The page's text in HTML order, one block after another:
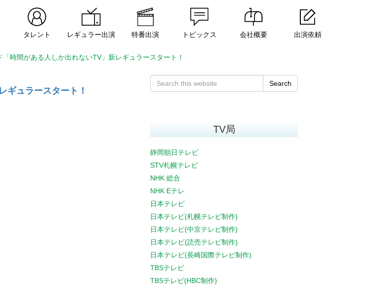
タレント レギュラー出演 特番出演 トピックス 会社概要 出演依頼
「時間がある人しか出れないTV」新レギュラースタート！
ギュラースタート！
Search
TV局
静岡朝日テレビ
STV札幌テレビ
NHK 総合
NHK Eテレ
日本テレビ
日本テレビ(札幌テレビ制作)
日本テレビ(中京テレビ制作)
日本テレビ(読売テレビ制作)
日本テレビ(長崎国際テレビ制作)
TBSテレビ
TBSテレビ(HBC制作)